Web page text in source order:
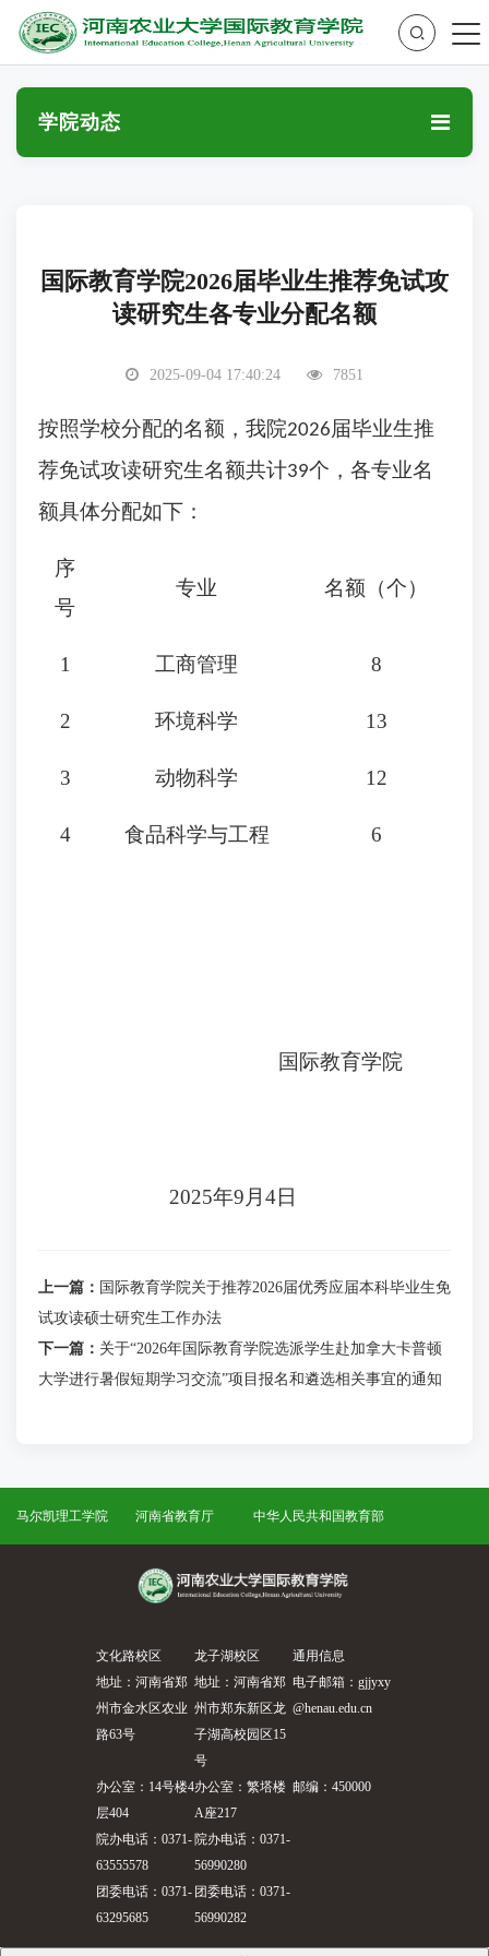
学院动态
国际教育学院2026届毕业生推荐免试攻
读研究生各专业分配名额
2025-09-04 17:40:24 7851
按照学校分配的名额，我院2026届毕业生推
荐免试攻读研究生名额共计39个，各专业名
额具体分配如下：
序
号
专业 名额 （个）
1 工商管理 8
2 环境科学 13
3 动物科学 12
4 食品科学与工程 6
国际教育学院
2025年9 月 4日
上一篇： 国际教育学院关于推荐2026届优秀应届本科毕业生免
试攻读硕士研究生工作办法
下一篇： 关于“2026年国际教育学院选派学生赴加拿大卡普顿
大学进行暑假短期学习交流”项目报名和遴选相关事宜的通知
马尔凯理工学院 河南省教育厅 中华人民共和国教育部
文化路校区 龙子湖校区
通用信息
地址：河南省郑
州市金水区农业
路63号
地址：河南省郑
州市郑东新区龙
子湖高校园区15
号
电子邮箱：gjjyxy
@henau.edu.cn
办公室：14号楼4
层404
办公室：繁塔楼
A座217
邮编：450000
院办电话：0371-
63555578
院办电话：0371-
56990280
团委电话：0371-
63295685
团委电话：0371-
56990282